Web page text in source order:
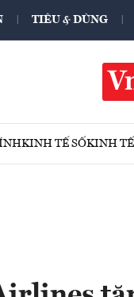
TIÊU & DÙNG
KINH TẾ SỐKINH